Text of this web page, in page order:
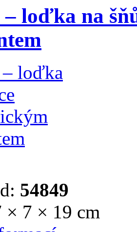
loďka na
54849
× 7 × 19 cm